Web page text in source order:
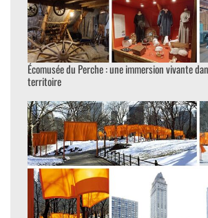
Écomusée du Perche : une immersion vivante
territoire